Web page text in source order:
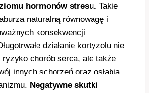
hormonów stresu. Takie
naturalną równowagę i
konsekwencji
działanie kortyzolu nie
chorób serca, ale także
innych schorzeń oraz osłabia
Negatywne skutki